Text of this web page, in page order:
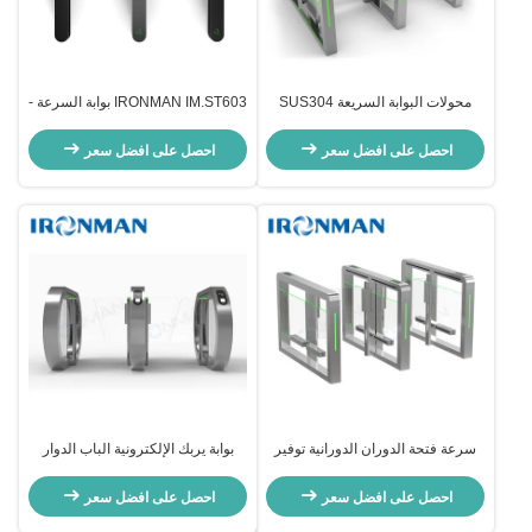
محولات البوابة السريعة SUS304
احصل على افضل سعر
IRONMAN IM.ST603 بوابة السرعة -
احصل على افضل سعر
سرعة فتحة الدوران الدورانية توفير
احصل على افضل سعر
بوابة يربك الإلكترونية الباب الدوار
احصل على افضل سعر